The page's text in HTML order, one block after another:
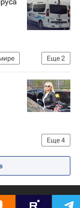
России)
Еще2
Еще4